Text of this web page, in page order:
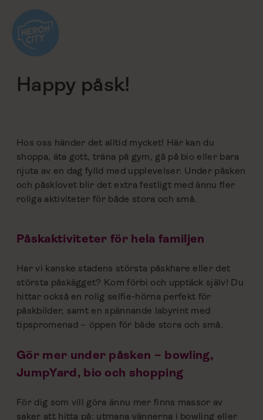
till
innehåll
tillbaka
Happy påsk!
Hos oss händer det alltid mycket! Här kan du
shoppa, äta gott, träna på gym, gå på bio eller bara
njuta av en dag fylld med upplevelser. Under påsken
och påsklovet blir det extra festligt med ännu fler
roliga aktiviteter för både stora och små.
Påskaktiviteter för hela familjen
Har vi kanske stadens största påskhare eller det
största påskägget? Kom förbi och upptäck själv! Du
hittar också en rolig selfie-hörna perfekt för
påskbilder, samt en spännande labyrint med
tipspromenad – öppen för både stora och små.
Gör mer under påsken – bowling,
JumpYard, bio och shopping
För dig som vill göra ännu mer finns massor av
saker att hitta på: utmana vännerna i bowling eller